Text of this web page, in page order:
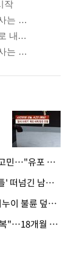
· 직장 불륜 발각된 40대 남성의 고민…"유포 동료 명예훼손·협박죄 고소 가능할까"
· 재취업한 시누이 위해 '조카 셔틀' 떠넘긴 남편…아내 "난 못한다"
· "남의 가정사 끼어들지 마"…시누이 불륜 덮으려는 남편에 억울한 아내
· "현관문 걷어차고 욕설 녹음 반복"…18개월 아기 키우는 집 뒤흔든 '앞집의 비극'